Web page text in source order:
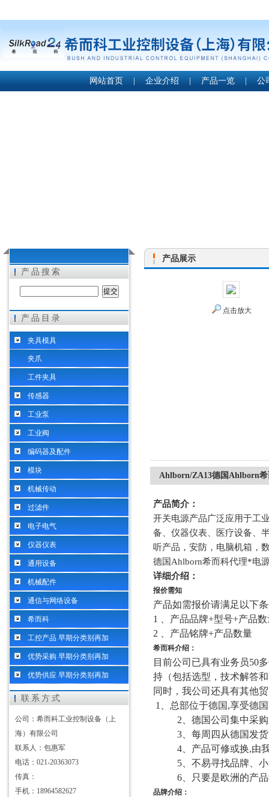
希而科工业控制设备（上海）有限公司
网站首页 | 企业介绍 | 产品一览 | 公
产品搜索
产品目录
夹具模具
夹爪
工件夹具
传感器
工业泵
工业阀
编码器及配件
模块
机械传动
过滤件
电子电气
仪器仪表
通用设备
机械配件
通信与网络设备
希而科
工控产品 早期分类别再加
优势采购 早期分类别再加
优势供应 早期分类别再加
联系方式
公司：希而科工业控制设备（上
海）有限公司
联系人：包惠军
电话：021-20363073
传真：
手机：18964582627
产品展示
点击放大
Ahlborn/ZA13德国Ahlborn
产品简介：
开关电源产品广泛应用于工
备、仪器仪表、医疗设备、
听产品，安防，电脑机箱，
德国 Ahlborn希而科代理*电
详细介绍：
报价需知
产品如需报价请满足以下
1 、产品品牌+型号+产品
2 、产品铭牌+产品数量
希而科介绍：
目前公司已具有业务员50
持（包括选型，技术解答
同时，我公司还具有其他
1、总部位于德国,享受德
2、德国公司集中采购
3、每周四从德国发货
4、产品可修或换,由我
5、不易寻找品牌、小
6、只要是欧洲的产品
品牌介绍：